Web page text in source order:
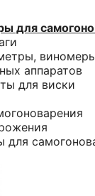
для
аппаратов
для виски
для